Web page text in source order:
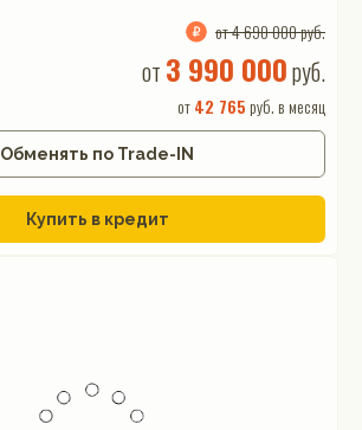
от 4 690 000 руб.
от 3 990 000руб.
от42 765 руб. в месяц
Обменять по Trade-IN
Купить в кредит